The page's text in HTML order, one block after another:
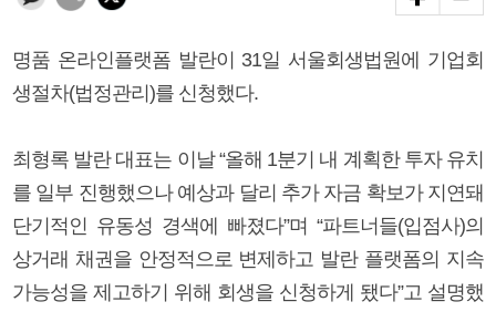
명품 온라인플랫폼 발란이 31일 서울회생법원에 기업회
생절차(법정관리)를 신청했다.
최형록 발란 대표는 이날 “올해 1분기 내 계획한 투자 유치
를 일부 진행했으나 예상과 달리 추가 자금 확보가 지연돼
단기적인 유동성 경색에 빠졌다”며 “파트너들(입점사)의
상거래 채권을 안정적으로 변제하고 발란 플랫폼의 지속
가능성을 제고하기 위해 회생을 신청하게 됐다”고 설명했